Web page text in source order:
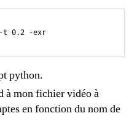
-t 0.2 -exr
python.
à mon fichier vidéo à
en fonction du nom de